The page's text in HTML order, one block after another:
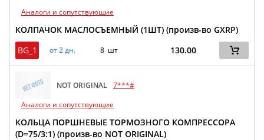
Аналоги и сопутствующие
КОЛПАЧОК МАСЛОСЪЕМНЫЙ (1ШТ) (произв-во GXRP)
BG_1
от 2 дн. 8 шт 130.00
NOT ORIGINAL 7***#
Аналоги и сопутствующие
КОЛЬЦА ПОРШНЕВЫЕ ТОРМОЗНОГО КОМПРЕССОРА
(D=75/3:1) (произв-во NOT ORIGINAL)